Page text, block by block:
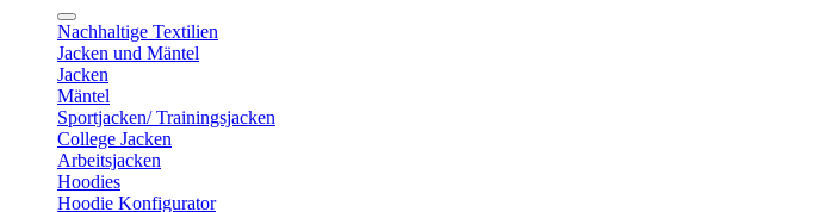
Nachhaltige Textilien
Jacken und Mäntel
Jacken
Mäntel
Sportjacken/ Trainingsjacken
College Jacken
Arbeitsjacken
Hoodies
Hoodie Konfigurator